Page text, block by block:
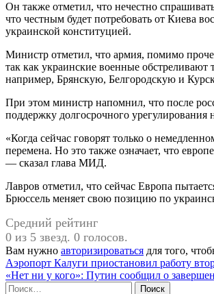
Он также отметил, что нечестно
что честным будет потребовать от Киева
украинской конституцией.
Министр отметил, что армия, помимо
так как украинские военные
например, Брянскую, Белгородскую и
При этом министр напомнил, что после
поддержку долгосрочного урегулирования
«Когда сейчас говорят только о
перемена. Но это также означает, что
— сказал глава МИД.
Лавров отметил, что сейчас Европа
Брюссель меняет свою позицию по
Средний рейтинг
0 из 5 звезд. 0 голосов.
Вам нужно авторизироваться для того,
Навигация
по
Аэропорт Калуги приостановил работу
«Нет ни у кого»: Путин сообщил о
Найти: